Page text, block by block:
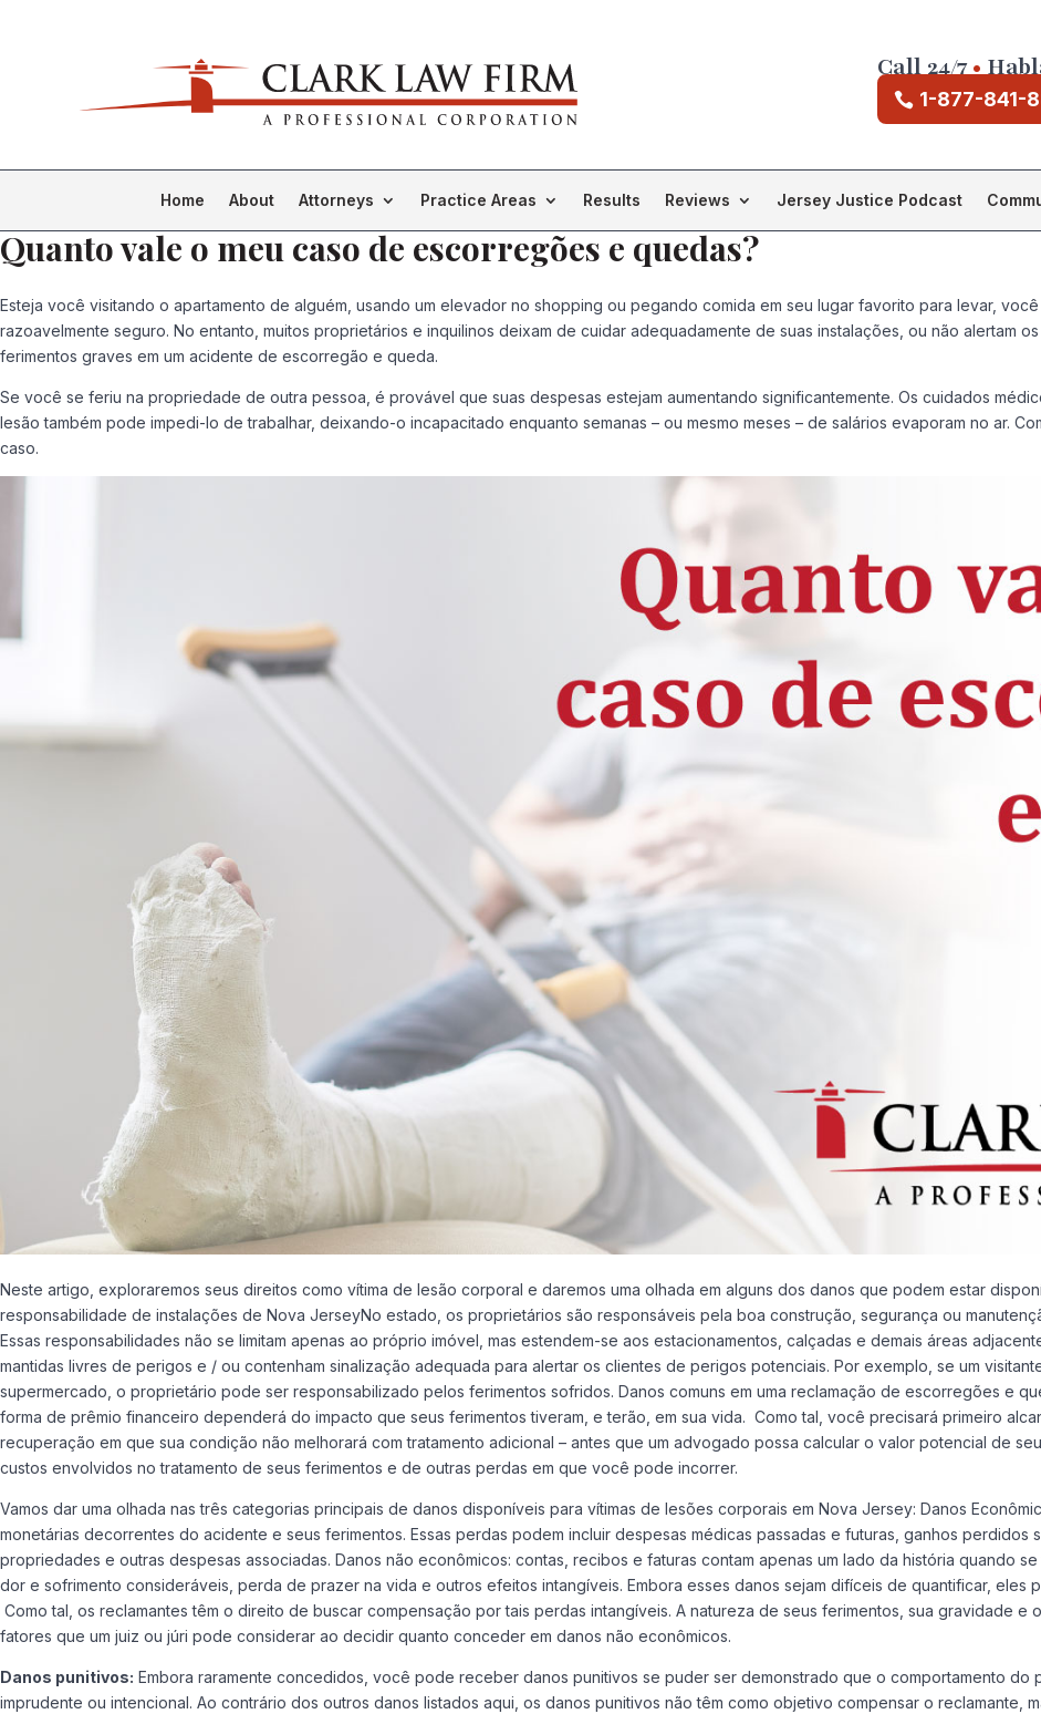
Call 24/7•
1-877-841-
Home About Attorneys Practice Areas Results Reviews Jersey Justice Podcast
Quanto vale o meu caso de escorregões e quedas?
Esteja você visitando o apartamento de alguém, usando um elevador no shopping ou pegando comida em seu lugar favorito para levar,
razoavelmente seguro. No entanto, muitos proprietários e inquilinos deixam de cuidar adequadamente de suas instalações, ou não alertam
ferimentos graves em um acidente de escorregão e queda.
Se você se feriu na propriedade de outra pessoa, é provável que suas despesas estejam aumentando significantemente. Os cuidados
lesão também pode impedi-lo de trabalhar, deixando-o incapacitado enquanto semanas – ou mesmo meses – de salários evaporam no ar.
caso.
Neste artigo, exploraremos seus direitos como vítima de lesão corporal e daremos uma olhada em alguns dos danos que podem estar
responsabilidade de instalações de Nova JerseyNo estado, os proprietários são responsáveis ​​pela boa construção, segurança ou
Essas responsabilidades não se limitam apenas ao próprio imóvel, mas estendem-se aos estacionamentos, calçadas e demais áreas
mantidas livres de perigos e / ou contenham sinalização adequada para alertar os clientes de perigos potenciais. Por exemplo, se um
supermercado, o proprietário pode ser responsabilizado pelos ferimentos sofridos. Danos comuns em uma reclamação de escorregões e
forma de prêmio financeiro dependerá do impacto que seus ferimentos tiveram, e terão, em sua vida. Como tal, você precisará primeiro
recuperação em que sua condição não melhorará com tratamento adicional – antes que um advogado possa calcular o valor potencial de
custos envolvidos no tratamento de seus ferimentos e de outras perdas em que você pode incorrer.
Vamos dar uma olhada nas três categorias principais de danos disponíveis para vítimas de lesões corporais em Nova Jersey: Danos
monetárias decorrentes do acidente e seus ferimentos. Essas perdas podem incluir despesas médicas passadas e futuras, ganhos
propriedades e outras despesas associadas. Danos não econômicos: contas, recibos e faturas contam apenas um lado da história quando
dor e sofrimento consideráveis, perda de prazer na vida e outros efeitos intangíveis. Embora esses danos sejam difíceis de quantificar, eles
Como tal, os reclamantes têm o direito de buscar compensação por tais perdas intangíveis. A natureza de seus ferimentos, sua gravidade e
fatores que um juiz ou júri pode considerar ao decidir quanto conceder em danos não econômicos.
Danos punitivos: Embora raramente concedidos, você pode receber danos punitivos se puder ser demonstrado que o comportamento do
imprudente ou intencional. Ao contrário dos outros danos listados aqui, os danos punitivos não têm como objetivo compensar o reclamante,